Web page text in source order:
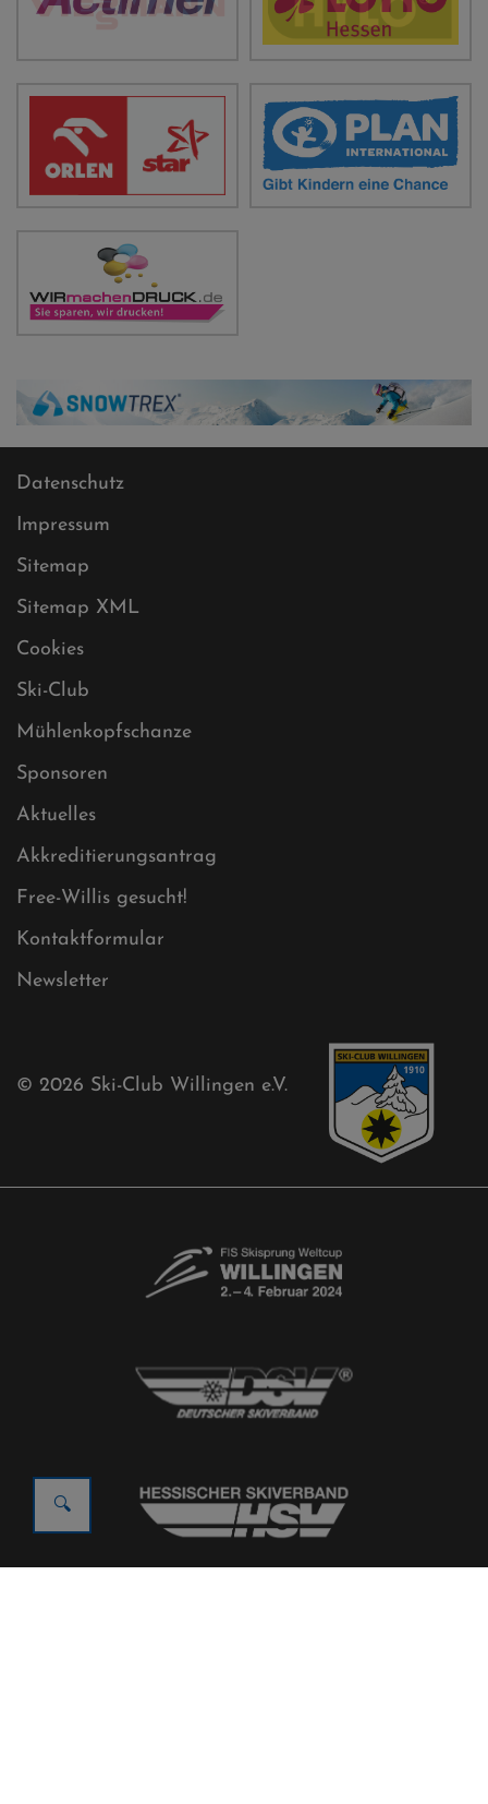
Datenschutz
Impressum
Sitemap
Sitemap XML
Cookies
Ski-Club
Mühlenkopfschanze
Sponsoren
Aktuelles
Akkreditierungsantrag
Free-Willis gesucht!
Kontaktformular
Newsletter
© 2026 Ski-Club Willingen e.V.